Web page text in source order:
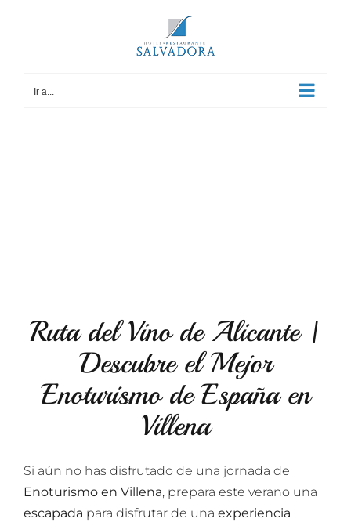
Ir a...
Ruta del Vino de Alicante |
Descubre el Mejor
Enoturismo de España en
Villena
Si aún no has disfrutado de una jornada de
Enoturismo en Villena, prepara este verano una
escapada para disfrutar de una experiencia